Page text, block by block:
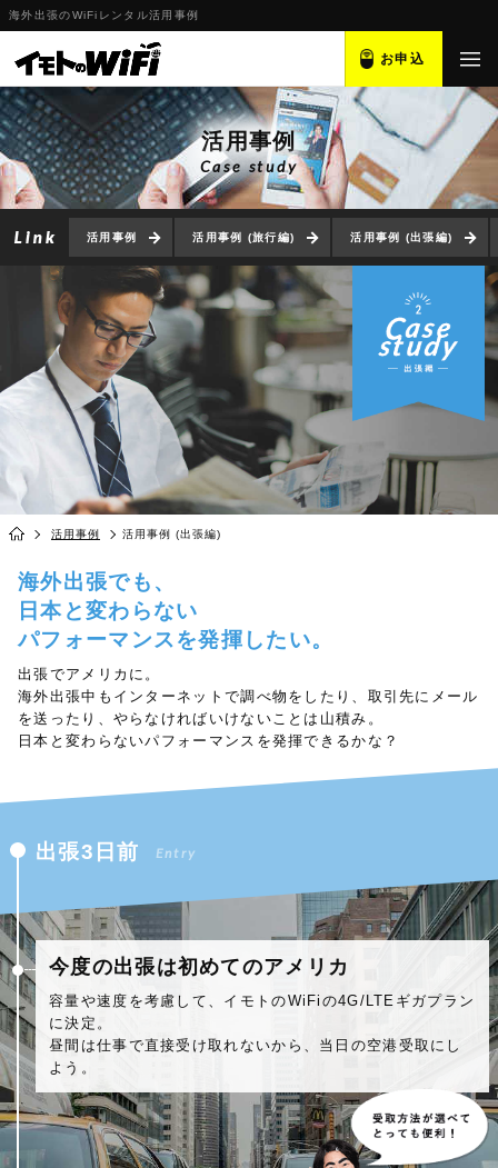
海外出張のWiFiレンタル活用事例
お申込
活用事例
Case study
活用事例 活用事例 (旅行編) 活用事例 (出張編)
活用事例 活用事例 (出張編)
海外出張でも、
日本と変わらない
パフォーマンスを発揮したい。
出張でアメリカに。
海外出張中もインターネットで調べ物をしたり、取引先にメール
を送ったり、やらなければいけないことは山積み。
日本と変わらないパフォーマンスを発揮できるかな？
出張3日前 Entry
今度の出張は初めてのアメリカ
容量や速度を考慮して、イモトのWiFiの4G/LTEギガプラン
に決定。
昼間は仕事で直接受け取れないから、当日の空港受取にし
よう。